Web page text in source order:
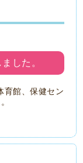
した。
育館、保健セン